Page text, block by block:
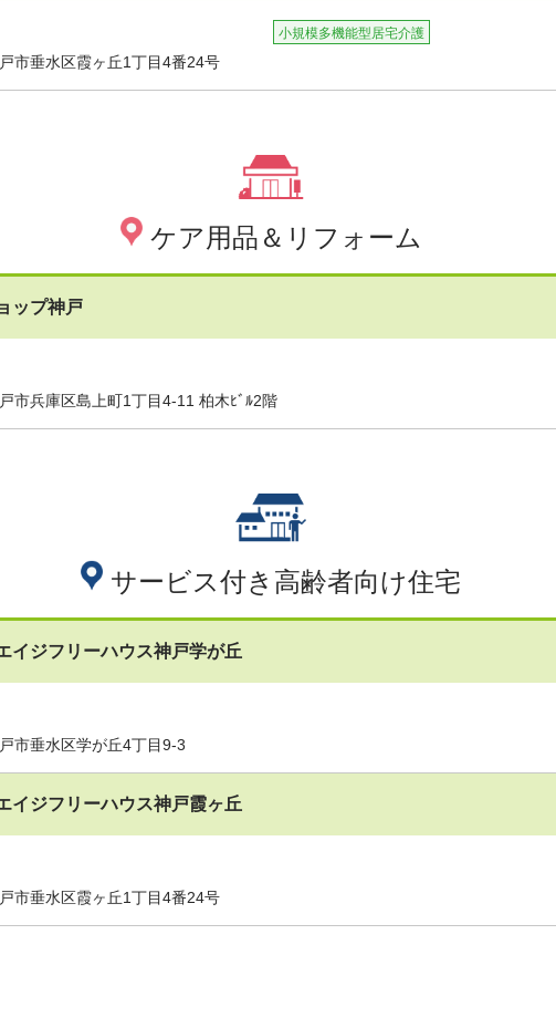
市垂水区霞ヶ丘1丁目4番24号
小規模多機能型居宅介護
ケア用品＆リフォーム
ップ神戸
市兵庫区島上町1丁目4-11 柏木ﾋﾞﾙ2階
サービス付き高齢者向け住宅
イジフリーハウス神戸学が丘
市垂水区学が丘4丁目9-3
イジフリーハウス神戸霞ヶ丘
戸市垂水区霞ヶ丘1丁目4番24号